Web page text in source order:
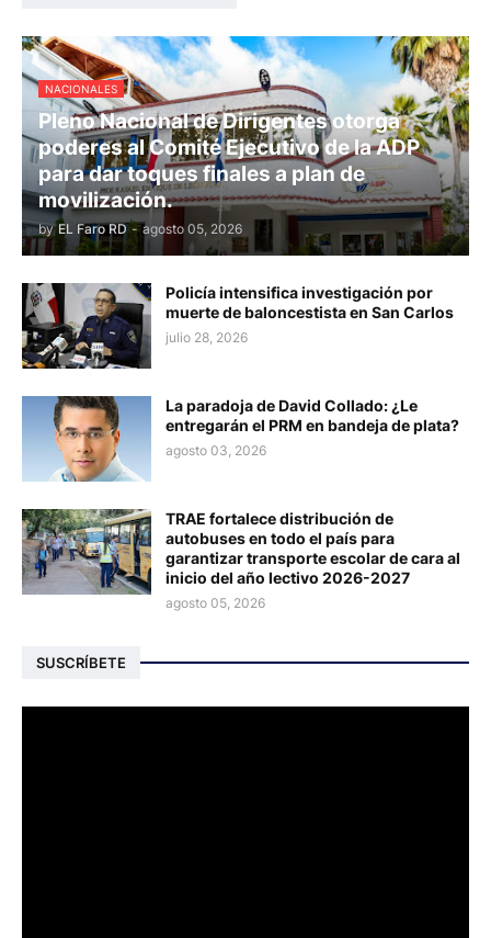
NACIONALES
Pleno Nacional de Dirigentes otorga
poderes al Comité Ejecutivo de la ADP
para dar toques finales a plan de
movilización.
by EL Faro RD - agosto 05, 2026
Policía intensifica investigación por
muerte de baloncestista en San Carlos
julio 28, 2026
La paradoja de David Collado: ¿Le
entregarán el PRM en bandeja de plata?
agosto 03, 2026
TRAE fortalece distribución de
autobuses en todo el país para
garantizar transporte escolar de cara al
inicio del año lectivo 2026-2027
agosto 05, 2026
SUSCRÍBETE